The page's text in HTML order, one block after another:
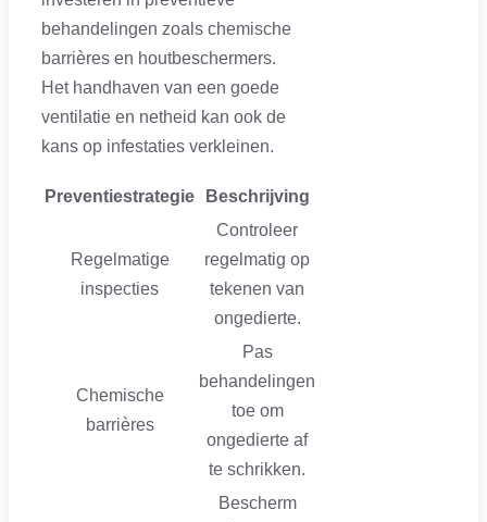
behandelingen zoals chemische
barrières en houtbeschermers.
Het handhaven van een goede
ventilatie en netheid kan ook de
kans op infestaties verkleinen.
Preventiestrategie Beschrijving
Regelmatige
inspecties
Controleer
regelmatig op
tekenen van
ongedierte.
Chemische
barrières
Pas
behandelingen
toe om
ongedierte af
te schrikken.
Bescherm